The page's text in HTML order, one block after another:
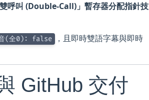
雙呼叫 (Double-Call)」暫存器分配指針技
音(全0): false
，且即時雙語字幕與即時
GitHub 交付